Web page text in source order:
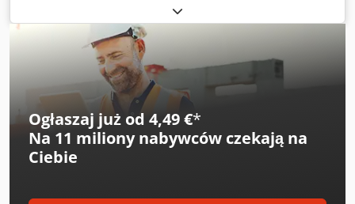
mm Dksdpfxsy N Stue Apaer ▪ Średnica wewnętrzna gilzy:
60 - 150,7 mm ▪ Długość gilzy (wejście): maks. 4780 mm ▪
Długość cięcia: 100 – 3000 mm ▪ Wydajność projektowa: 300
cięć/h Kompletna linia do cięcia gilz, w skład której
wchodzą: stojak załadowczy, stół z zasobnikiem, stojak na
gilzy, robot do gilz, rynna, podajnik, przecinarka do gilz,
stół podnośnikowy, wózki transportowe oraz jednostka
odpylająca.
Ogłaszaj już od 4,49 €*
Na 11 miliony nabywców czekają na
Ciebie